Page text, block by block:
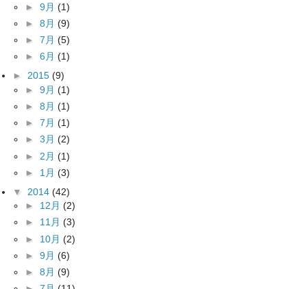
► 9月 (1)
► 8月 (9)
► 7月 (5)
► 6月 (1)
► 2015 (9)
► 9月 (1)
► 8月 (1)
► 7月 (1)
► 3月 (2)
► 2月 (1)
► 1月 (3)
▼ 2014 (42)
► 12月 (2)
► 11月 (3)
► 10月 (2)
► 9月 (6)
► 8月 (9)